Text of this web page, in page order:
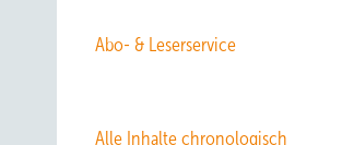
Abo- & Leserservice
Alle Inhalte chronologisch